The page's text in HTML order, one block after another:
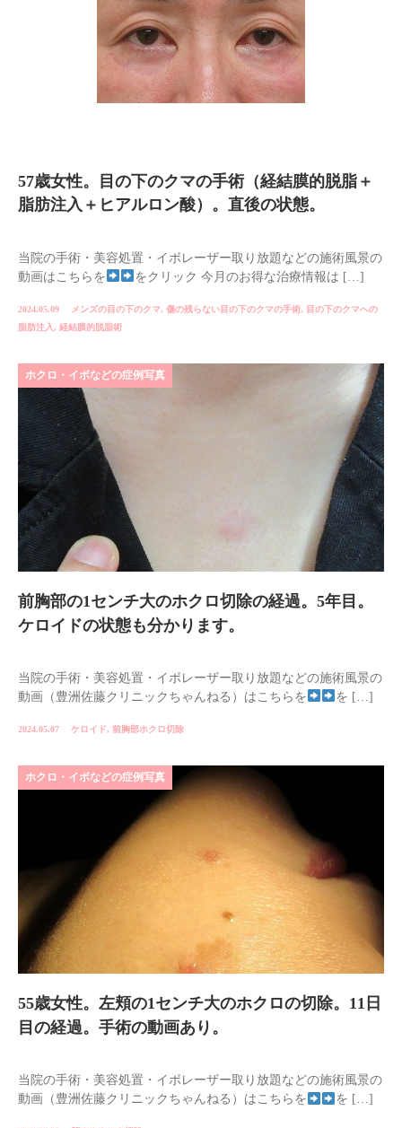
57歳女性。目の下のクマの手術（経結膜的脱脂＋
脂肪注入＋ヒアルロン酸）。直後の状態。
当院の手術・美容処置・イボレーザー取り放題などの施術風景の
動画はこちらを
をクリック 今月のお得な治療情報は […]
2024.05.09 メンズの目の下のクマ, 傷の残らない目の下のクマの手術, 目の下のクマへの
脂肪注入, 経結膜的脱脂術
ホクロ・イボなどの症例写真
前胸部の1センチ大のホクロ切除の経過。5年目。
ケロイドの状態も分かります。
当院の手術・美容処置・イボレーザー取り放題などの施術風景の
動画（豊洲佐藤クリニックちゃんねる）はこちらを
を […]
2024.05.07 ケロイド, 前胸部ホクロ切除
ホクロ・イボなどの症例写真
55歳女性。左頬の1センチ大のホクロの切除。11日
目の経過。手術の動画あり。
当院の手術・美容処置・イボレーザー取り放題などの施術風景の
動画（豊洲佐藤クリニックちゃんねる）はこちらを
を […]